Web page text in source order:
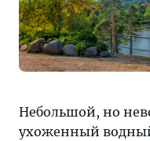
Небольшой, но
ухоженный